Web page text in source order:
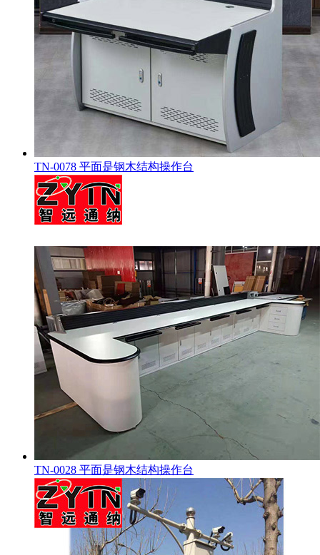
TN-0078 平面是钢木结构操作台
TN-0028 平面是钢木结构操作台